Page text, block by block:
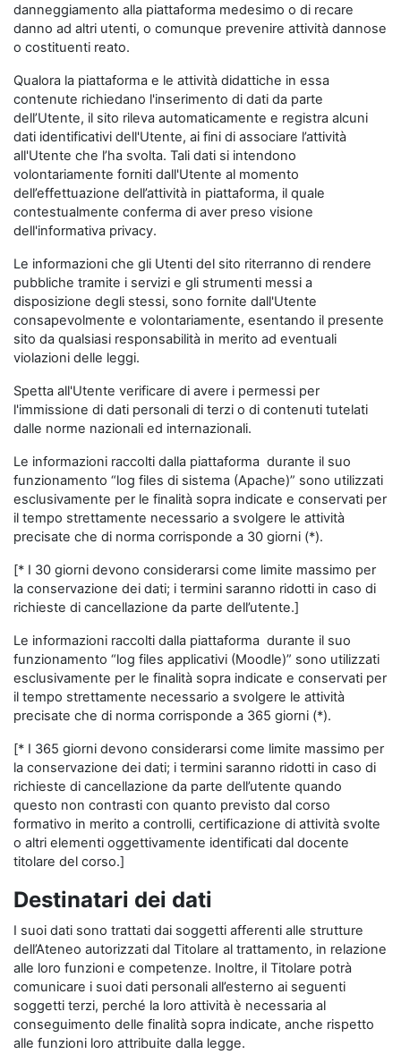
danneggiamento alla piattaforma medesimo o di recare
danno ad altri utenti, o comunque prevenire attività dannose
o costituenti reato.
Qualora la piattaforma e le attività didattiche in essa
contenute richiedano l'inserimento di dati da parte
dell’Utente, il sito rileva automaticamente e registra alcuni
dati identificativi dell'Utente, ai fini di associare l’attività
all'Utente che l’ha svolta. Tali dati si intendono
volontariamente forniti dall'Utente al momento
dell’effettuazione dell’attività in piattaforma, il quale
contestualmente conferma di aver preso visione
dell'informativa privacy.
Le informazioni che gli Utenti del sito riterranno di rendere
pubbliche tramite i servizi e gli strumenti messi a
disposizione degli stessi, sono fornite dall'Utente
consapevolmente e volontariamente, esentando il presente
sito da qualsiasi responsabilità in merito ad eventuali
violazioni delle leggi.
Spetta all'Utente verificare di avere i permessi per
l'immissione di dati personali di terzi o di contenuti tutelati
dalle norme nazionali ed internazionali.
Le informazioni raccolti dalla piattaforma durante il suo
funzionamento “log files di sistema (Apache)” sono utilizzati
esclusivamente per le finalità sopra indicate e conservati per
il tempo strettamente necessario a svolgere le attività
precisate che di norma corrisponde a 30 giorni (*).
[* I 30 giorni devono considerarsi come limite massimo per
la conservazione dei dati; i termini saranno ridotti in caso di
richieste di cancellazione da parte dell’utente.]
Le informazioni raccolti dalla piattaforma durante il suo
funzionamento “log files applicativi (Moodle)” sono utilizzati
esclusivamente per le finalità sopra indicate e conservati per
il tempo strettamente necessario a svolgere le attività
precisate che di norma corrisponde a 365 giorni (*).
[* I 365 giorni devono considerarsi come limite massimo per
la conservazione dei dati; i termini saranno ridotti in caso di
richieste di cancellazione da parte dell’utente quando
questo non contrasti con quanto previsto dal corso
formativo in merito a controlli, certificazione di attività svolte
o altri elementi oggettivamente identificati dal docente
titolare del corso.]
Destinatari dei dati
I suoi dati sono trattati dai soggetti afferenti alle strutture
dell’Ateneo autorizzati dal Titolare al trattamento, in relazione
alle loro funzioni e competenze. Inoltre, il Titolare potrà
comunicare i suoi dati personali all’esterno ai seguenti
soggetti terzi, perché la loro attività è necessaria al
conseguimento delle finalità sopra indicate, anche rispetto
alle funzioni loro attribuite dalla legge.